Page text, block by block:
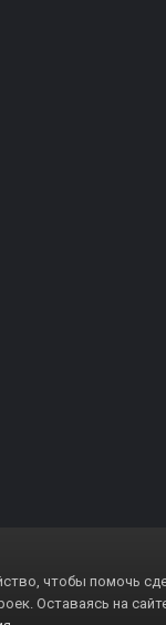
чтобы помочь
Оставаясь на